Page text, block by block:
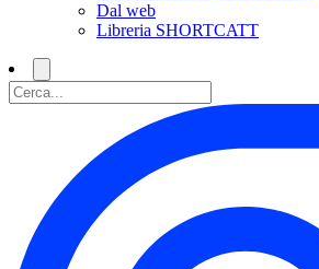
Dal web
Libreria SHORTCATT